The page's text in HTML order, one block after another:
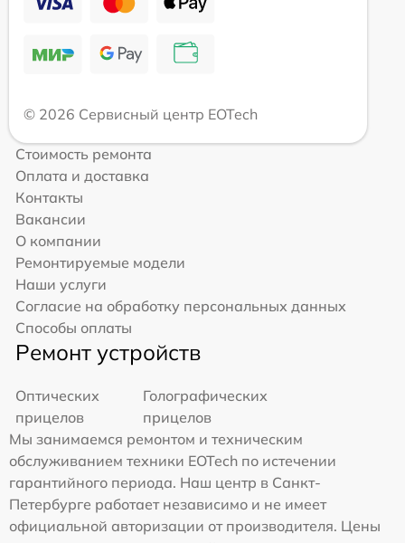
© 2026 Сервисный центр EOTech
Стоимость ремонта
Оплата и доставка
Контакты
Вакансии
О компании
Ремонтируемые модели
Наши услуги
Согласие на обработку персональных данных
Способы оплаты
Ремонт устройств
Оптических
прицелов
Голографических
прицелов
Мы занимаемся ремонтом и техническим
обслуживанием техники EOTech по истечении
гарантийного периода. Наш центр в Санкт-
Петербурге работает независимо и не имеет
официальной авторизации от производителя. Цены